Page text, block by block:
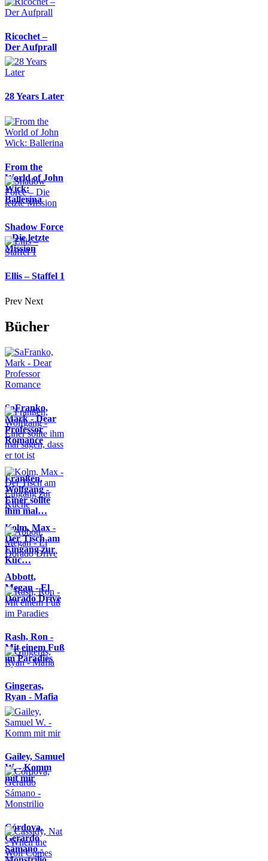
Ricochet –
Der Aufprall
28 Years Later
From the
World of John
Wick:
Ballerina
Shadow Force
– Die letzte
Mission
Ellis – Staffel 1
Prev Next
Bücher
SaFranko,
Mark - Dear
Professor
Romance
Franßen,
Wolfgang -
Einer sollte
ihm mal…
Kolm, Max -
Der Tisch am
Eingang zur
Küc…
Abbott,
Megan - El
Dorado Drive
Rash, Ron -
Mit einem Fuß
im Paradies
Gingeras,
Ryan - Mafia
Gailey, Samuel
W. - Komm
mit mir
Córdova,
Gerardo
Sámano -